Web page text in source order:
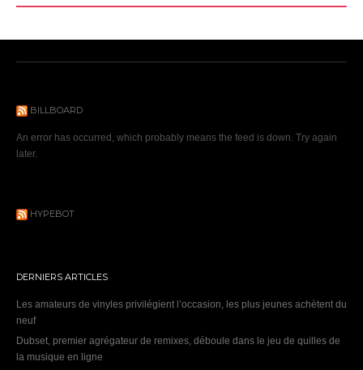
BILLBOARD
An error has occurred, which probably means the feed is down. Try again
later.
HYPEBOT
DERNIERS ARTICLES
Les amateurs de vinyles privilégient l’occasion, les plus jeunes achètent du
neuf
Dubset, premier agrégateur de remixes, déboule dans le jeu de quilles de
la musique en ligne